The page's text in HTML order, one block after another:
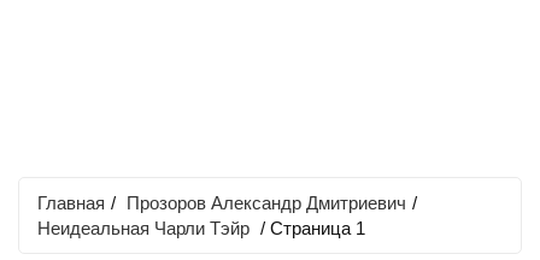
Главная / Прозоров Александр Дмитриевич /
Неидеальная Чарли Тэйр / Страница 1